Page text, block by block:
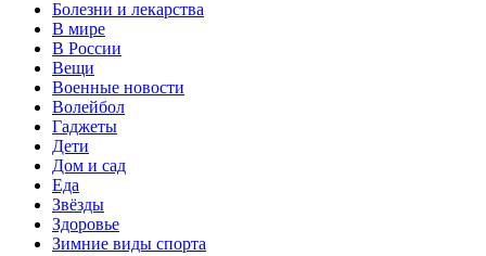
Болезни и лекарства
В мире
В России
Вещи
Военные новости
Волейбол
Гаджеты
Дети
Дом и сад
Еда
Звёзды
Здоровье
Зимние виды спорта